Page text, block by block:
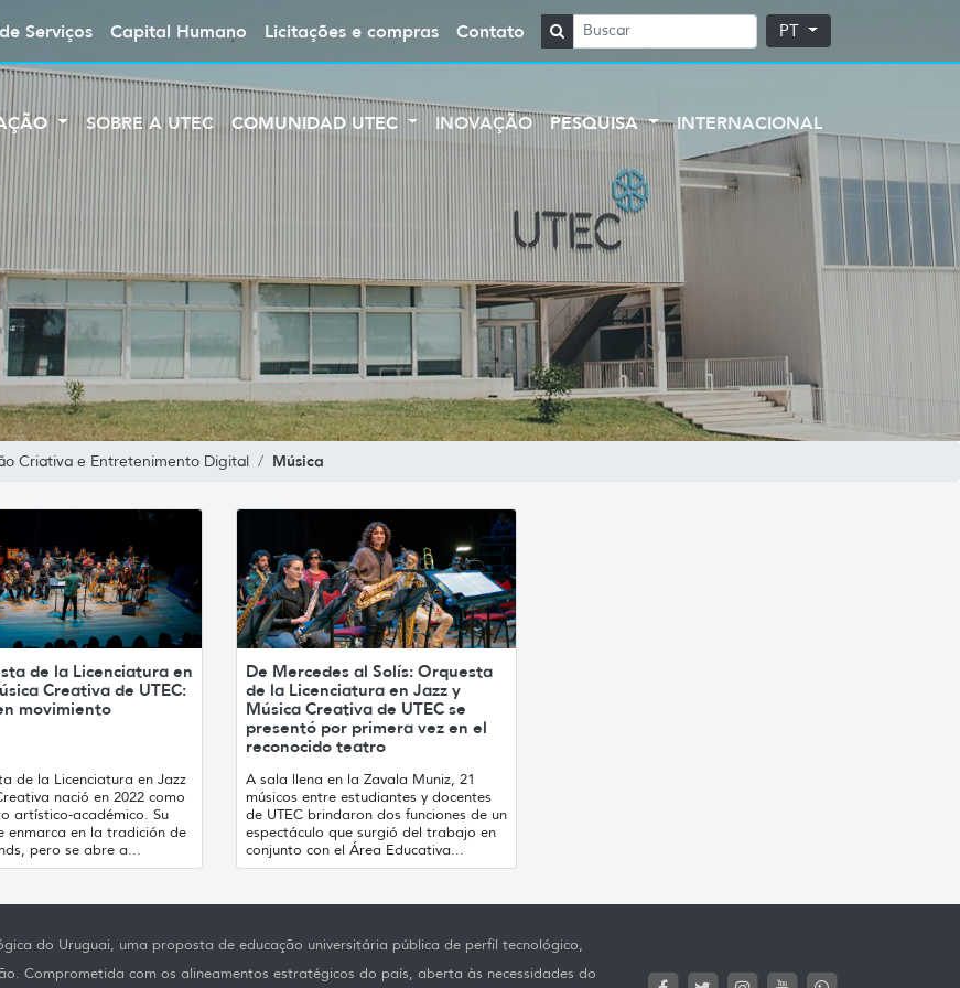
Serviços Capital Humano Licitações e compras Contato PT
SOBRE A UTEC COMUNIDAD UTEC INOVAÇÃO PESQUISA INTERNACIONAL
Criativa e Entretenimento Digital Música
de la Licenciatura en
Creativa de UTEC:
movimiento
de la Licenciatura en Jazz
nació en 2022 como
artístico-académico. Su
enmarca en la tradición de
pero se abre a...
De Mercedes al Solís: Orquesta
de la Licenciatura en Jazz y
Música Creativa de UTEC se
presentó por primera vez en el
reconocido teatro
A sala llena en la Zavala Muniz, 21
músicos entre estudiantes y docentes
de UTEC brindaron dos funciones de un
espectáculo que surgió del trabajo en
conjunto con el Área Educativa...
do Uruguai, uma proposta de educação universitária pública de perfil tecnológico,
Comprometida com os alineamentos estratégicos do país, aberta às necessidades do